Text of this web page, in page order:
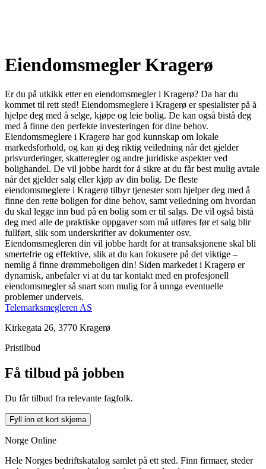
Eiendomsmegler Kragerø
Er du på utkikk etter en eiendomsmegler i Kragerø? Da har du
kommet til rett sted! Eiendomsmeglere i Kragerø er spesialister på å
hjelpe deg med å selge, kjøpe og leie bolig. De kan også bistå deg
med å finne den perfekte investeringen for dine behov.
Eiendomsmeglere i Kragerø har god kunnskap om lokale
markedsforhold, og kan gi deg riktig veiledning når det gjelder
prisvurderinger, skatteregler og andre juridiske aspekter ved
bolighandel. De vil jobbe hardt for å sikre at du får best mulig avtale
når det gjelder salg eller kjøp av din bolig. De fleste
eiendomsmeglere i Kragerø tilbyr tjenester som hjelper deg med å
finne den rette boligen for dine behov, samt veiledning om hvordan
du skal legge inn bud på en bolig som er til salgs. De vil også bistå
deg med alle de praktiske oppgaver som må utføres før et salg blir
fullført, slik som underskrifter av dokumenter osv.
Eiendomsmegleren din vil jobbe hardt for at transaksjonene skal bli
smertefrie og effektive, slik at du kan fokusere på det viktige –
nemlig å finne drømmeboligen din! Siden markedet i Kragerø er
dynamisk, anbefaler vi at du tar kontakt med en profesjonell
eiendomsmegler så snart som mulig for å unnga eventuelle
problemer underveis.
Telemarksmegleren AS
Kirkegata 26, 3770 Kragerø
Pristilbud
Få tilbud på jobben
Du får tilbud fra relevante fagfolk.
Fyll inn et kort skjema
Norge Online
Hele Norges bedriftskatalog samlet på ett sted. Finn firmaer, steder